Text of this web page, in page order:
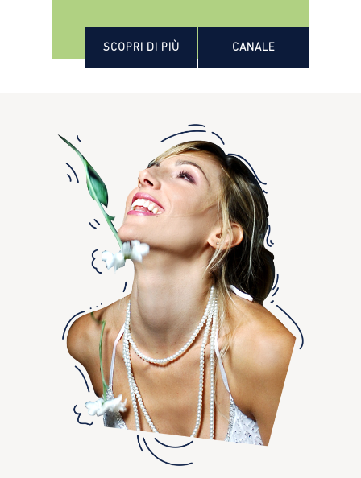
SCOPRI DI PIÙ CANALE